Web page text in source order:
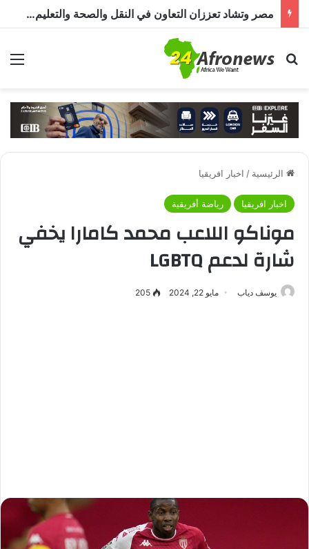
مصر وتشاد تعززان التعاون في النقل والصحة والتعليم والاستثمار خلال الدورة الرابعة للجنة المشتركة
بحث عن
الرئيسية / اخبار افريقيا
اخبار افريقيا رياضة أفريقية
موناكو اللاعب محمد كامارا يخفي
شارة لدعم LGBTQ
يوسف دياب مايو 22, 2024 205